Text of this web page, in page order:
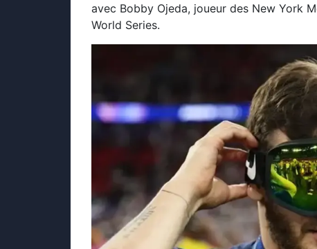
avec Bobby Ojeda, joueur des New York
World Series.